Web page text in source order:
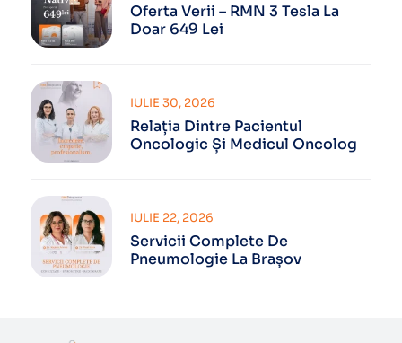
Oferta Verii – RMN 3 Tesla La
Doar 649 Lei
Relația Dintre Pacientul
Oncologic Și Medicul Oncolog
IULIE 30, 2026
Servicii Complete De
Pneumologie La Brașov
IULIE 22, 2026